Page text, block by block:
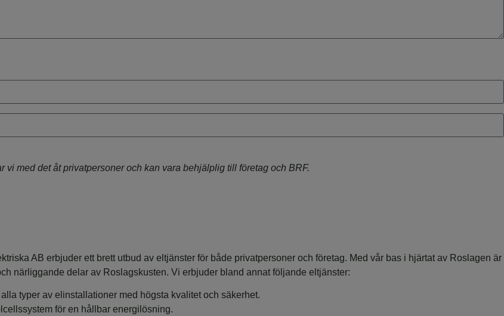
med det åt privatpersoner och kan vara behjälplig till företag och BRF.
AB erbjuder ett brett utbud av eltjänster för både privatpersoner och företag. Med vår bas i hjärtat av Roslagen är
närliggande delar av Roslagskusten. Vi erbjuder bland annat följande eltjänster:
typer av elinstallationer med högsta kvalitet och säkerhet.
för en hållbar energilösning.